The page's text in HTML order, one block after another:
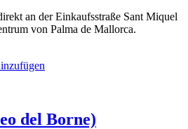
an der Einkaufsstraße Sant Miquel
von Palma de Mallorca.
del Borne)